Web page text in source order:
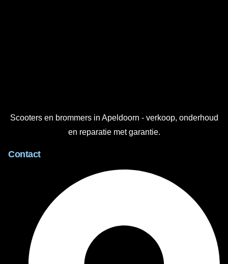
Scooters en brommers in Apeldoorn - verkoop, onderhoud
en reparatie met garantie.
Contact